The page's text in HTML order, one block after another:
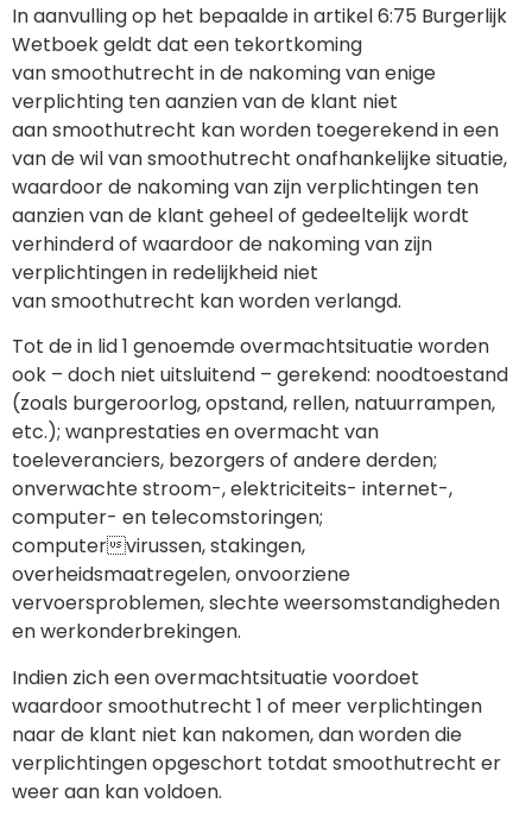
In aanvulling op het bepaalde in artikel 6:75 Burgerlijk
Wetboek geldt dat een tekortkoming
van smoothutrecht in de nakoming van enige
verplichting ten aanzien van de klant niet
aan smoothutrecht kan worden toegerekend in een
van de wil van smoothutrecht onafhankelijke situatie,
waardoor de nakoming van zijn verplichtingen ten
aanzien van de klant geheel of gedeeltelijk wordt
verhinderd of waardoor de nakoming van zijn
verplichtingen in redelijkheid niet
van smoothutrecht kan worden verlangd.
Tot de in lid 1 genoemde overmachtsituatie worden
ook – doch niet uitsluitend – gerekend: noodtoestand
(zoals burgeroorlog, opstand, rellen, natuurrampen,
etc.); wanprestaties en overmacht van
toeleveranciers, bezorgers of andere derden;
onverwachte stroom-, elektriciteits- internet-,
computer- en telecomstoringen;
computervirussen, stakingen,
overheidsmaatregelen, onvoorziene
vervoersproblemen, slechte weersomstandigheden
en werkonderbrekingen.
Indien zich een overmachtsituatie voordoet
waardoor smoothutrecht 1 of meer verplichtingen
naar de klant niet kan nakomen, dan worden die
verplichtingen opgeschort totdat smoothutrecht er
weer aan kan voldoen.